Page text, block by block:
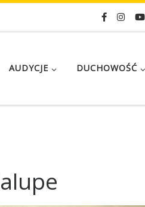
AUDYCJE DUCHOWOŚĆ